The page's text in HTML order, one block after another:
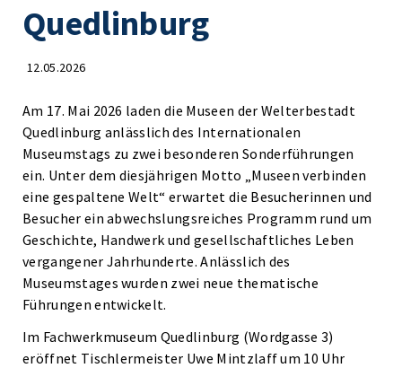
Quedlinburg
12.05.2026
Am 17. Mai 2026 laden die Museen der Welterbestadt
Quedlinburg anlässlich des Internationalen
Museumstags zu zwei besonderen Sonderführungen
ein. Unter dem diesjährigen Motto „Museen verbinden
eine gespaltene Welt“ erwartet die Besucherinnen und
Besucher ein abwechslungsreiches Programm rund um
Geschichte, Handwerk und gesellschaftliches Leben
vergangener Jahrhunderte. Anlässlich des
Museumstages wurden zwei neue thematische
Führungen entwickelt.
Im Fachwerkmuseum Quedlinburg (Wordgasse 3)
eröffnet Tischlermeister Uwe Mintzlaff um 10 Uhr